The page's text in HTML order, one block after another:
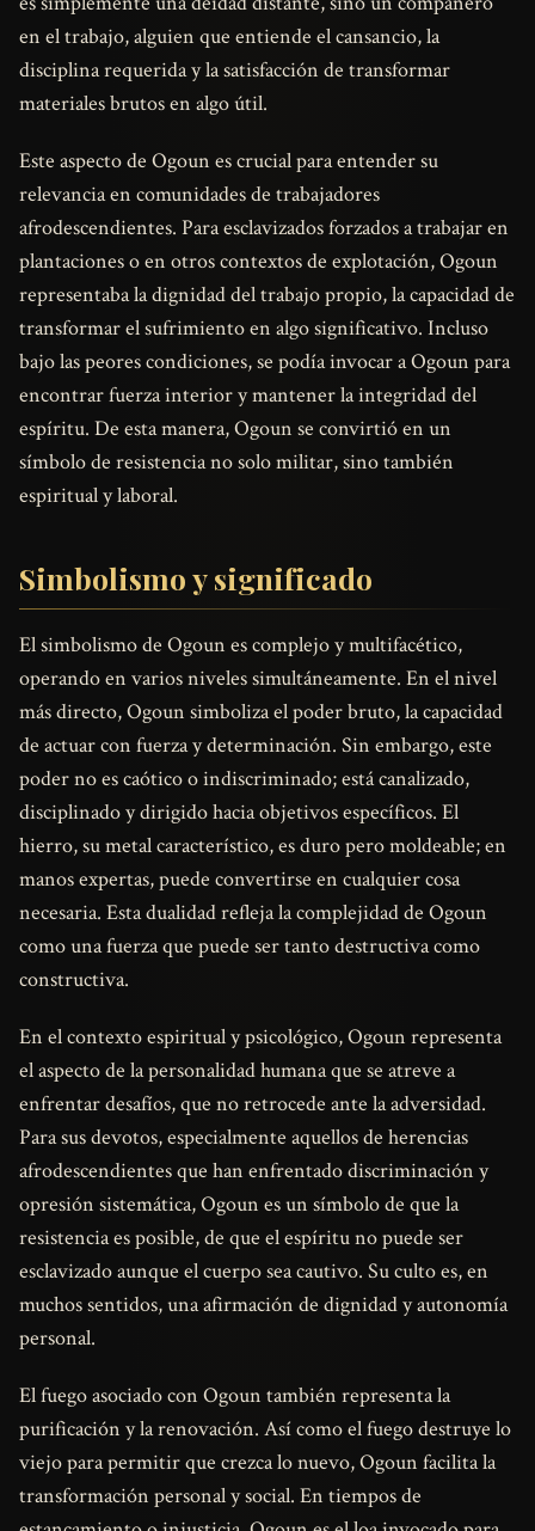
en el trabajo, alguien que entiende el cansancio, la
disciplina requerida y la satisfacción de transformar
materiales brutos en algo útil.
Este aspecto de Ogoun es crucial para entender su
relevancia en comunidades de trabajadores
afrodescendientes. Para esclavizados forzados a trabajar en
plantaciones o en otros contextos de explotación, Ogoun
representaba la dignidad del trabajo propio, la capacidad de
transformar el sufrimiento en algo significativo. Incluso
bajo las peores condiciones, se podía invocar a Ogoun para
encontrar fuerza interior y mantener la integridad del
espíritu. De esta manera, Ogoun se convirtió en un
símbolo de resistencia no solo militar, sino también
espiritual y laboral.
Simbolismo y significado
El simbolismo de Ogoun es complejo y multifacético,
operando en varios niveles simultáneamente. En el nivel
más directo, Ogoun simboliza el poder bruto, la capacidad
de actuar con fuerza y determinación. Sin embargo, este
poder no es caótico o indiscriminado; está canalizado,
disciplinado y dirigido hacia objetivos específicos. El
hierro, su metal característico, es duro pero moldeable; en
manos expertas, puede convertirse en cualquier cosa
necesaria. Esta dualidad refleja la complejidad de Ogoun
como una fuerza que puede ser tanto destructiva como
constructiva.
En el contexto espiritual y psicológico, Ogoun representa
el aspecto de la personalidad humana que se atreve a
enfrentar desafíos, que no retrocede ante la adversidad.
Para sus devotos, especialmente aquellos de herencias
afrodescendientes que han enfrentado discriminación y
opresión sistemática, Ogoun es un símbolo de que la
resistencia es posible, de que el espíritu no puede ser
esclavizado aunque el cuerpo sea cautivo. Su culto es, en
muchos sentidos, una afirmación de dignidad y autonomía
personal.
El fuego asociado con Ogoun también representa la
purificación y la renovación. Así como el fuego destruye lo
viejo para permitir que crezca lo nuevo, Ogoun facilita la
transformación personal y social. En tiempos de